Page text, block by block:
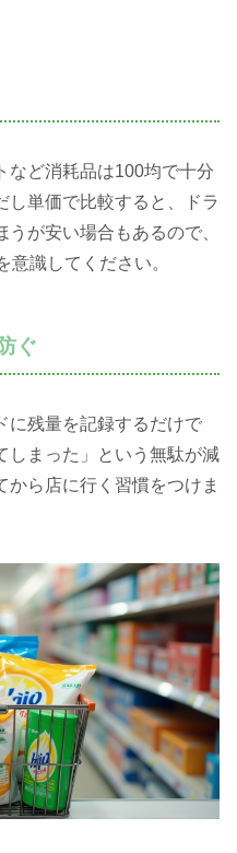
など消耗品は100均で十分
し単価で比較すると、ドラ
が安い場合もあるので、
意識してください。
ぐ
に残量を記録するだけで
しまった」という無駄が減
から店に行く習慣をつけま